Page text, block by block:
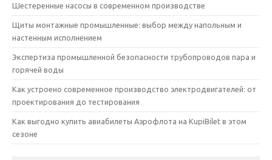
Шестеренные насосы в современном производстве
Щиты монтажные промышленные: выбор между напольным и
настенным исполнением
Экспертиза промышленной безопасности трубопроводов пара и
горячей воды
Как устроено современное производство электродвигателей: от
проектирования до тестирования
Как выгодно купить авиабилеты Аэрофлота на KupiBilet в этом
сезоне